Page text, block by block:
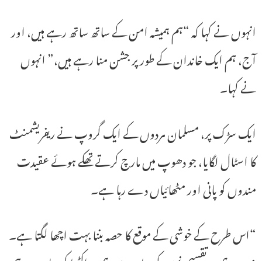
انہوں نے کہا کہ “ہم ہمیشہ امن کے ساتھ ساتھ رہے ہیں، اور
آج، ہم ایک خاندان کے طور پر جشن منا رہے ہیں،” انہوں
نے کہا۔
ایک سڑک پر، مسلمان مردوں کے ایک گروپ نے ریفریشمنٹ
کا اسٹال لگایا، جو دھوپ میں مارچ کرتے تھکے ہوئے عقیدت
مندوں کو پانی اور مٹھائیاں دے رہا ہے۔
“اس طرح کے خوشی کے موقع کا حصہ بننا بہت اچھا لگتا ہے۔